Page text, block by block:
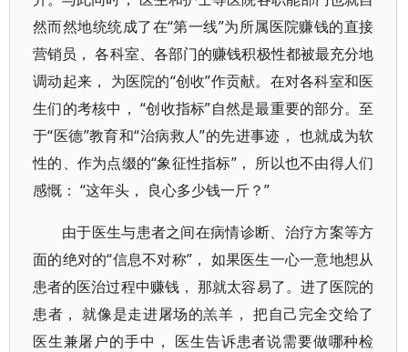
然而然地统统成了在“第一线”为所属医院赚钱的直接
营销员， 各科室、各部门的赚钱积极性都被最充分地
调动起来， 为医院的“创收”作贡献。在对各科室和医
生们的考核中， “创收指标”自然是最重要的部分。至
于“医德”教育和“治病救人”的先进事迹， 也就成为软
性的、作为点缀的“象征性指标”， 所以也不由得人们
感慨： “这年头， 良心多少钱一斤？”
由于医生与患者之间在病情诊断、治疗方案等方
面的绝对的“信息不对称”， 如果医生一心一意地想从
患者的医治过程中赚钱， 那就太容易了。进了医院的
患者， 就像是走进屠场的羔羊， 把自己完全交给了
医生兼屠户的手中， 医生告诉患者说需要做哪种检